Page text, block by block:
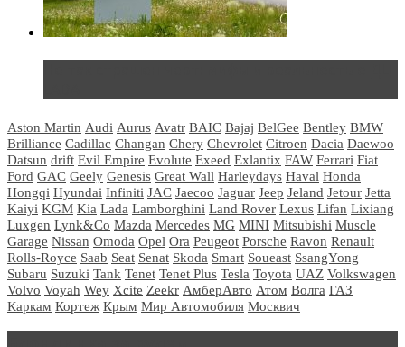
Aston Martin Audi Aurus Avatr BAIC Bajaj BelGee Bentley BMW
Brilliance Cadillac Changan Chery Chevrolet Citroen Dacia Daewoo
Datsun drift Evil Empire Evolute Exeed Exlantix FAW Ferrari Fiat
Ford GAC Geely Genesis Great Wall Harleydays Haval Honda
Hongqi Hyundai Infiniti JAC Jaecoo Jaguar Jeep Jeland Jetour Jetta
Kaiyi KGM Kia Lada Lamborghini Land Rover Lexus Lifan Lixiang
Luxgen Lynk&Co Mazda Mercedes MG MINI Mitsubishi Muscle
Garage Nissan Omoda Opel Ora Peugeot Porsche Ravon Renault
Rolls-Royce Saab Seat Senat Skoda Smart Soueast SsangYong
Subaru Suzuki Tank Tenet Tenet Plus Tesla Toyota UAZ Volkswagen
Volvo Voyah Wey Xcite Zeekr АмберАвто Атом Волга ГАЗ
Каркам Кортеж Крым Мир Автомобиля Москвич